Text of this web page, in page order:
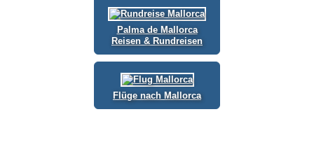
Palma de Mallorca
Reisen & Rundreisen
Flüge nach Mallorca